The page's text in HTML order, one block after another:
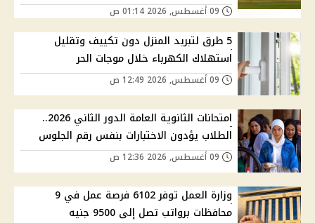
5 طرق لتبريد المنزل دون تكييف وتقليل
استهلاك الكهرباء خلال موجات الحر
امتحانات الثانوية العامة الدور الثاني 2026..
الطلاب يؤدون الاختبارات بنفس رقم الجلوس
وزارة العمل توفر 6102 فرصة عمل في 9
محافظات برواتب تصل إلى 9500 جنيه